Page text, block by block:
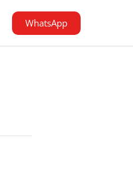
WhatsApp